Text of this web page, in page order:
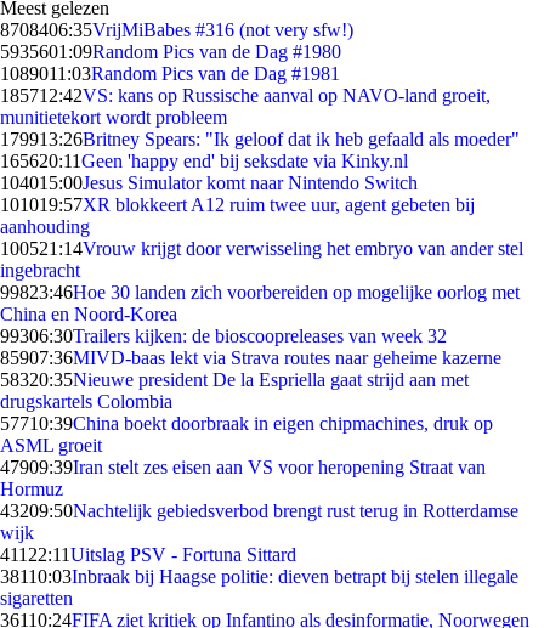
Meest gelezen
8708406:35VrijMiBabes #316 (not very sfw!)
5935601:09Random Pics van de Dag #1980
1089011:03Random Pics van de Dag #1981
185712:42VS: kans op Russische aanval op NAVO-land groeit,
munitietekort wordt probleem
179913:26Britney Spears: "Ik geloof dat ik heb gefaald als moeder"
165620:11Geen 'happy end' bij seksdate via Kinky.nl
104015:00Jesus Simulator komt naar Nintendo Switch
101019:57XR blokkeert A12 ruim twee uur, agent gebeten bij
aanhouding
100521:14Vrouw krijgt door verwisseling het embryo van ander stel
ingebracht
99823:46Hoe 30 landen zich voorbereiden op mogelijke oorlog met
China en Noord-Korea
99306:30Trailers kijken: de bioscoopreleases van week 32
85907:36MIVD-baas lekt via Strava routes naar geheime kazerne
58320:35Nieuwe president De la Espriella gaat strijd aan met
drugskartels Colombia
57710:39China boekt doorbraak in eigen chipmachines, druk op
ASML groeit
47909:39Iran stelt zes eisen aan VS voor heropening Straat van
Hormuz
43209:50Nachtelijk gebiedsverbod brengt rust terug in Rotterdamse
wijk
411 22:11Uitslag PSV - Fortuna Sittard
38110:03Inbraak bij Haagse politie: dieven betrapt bij stelen illegale
sigaretten
36110:24FIFA ziet kritiek op Infantino als desinformatie, Noorwegen